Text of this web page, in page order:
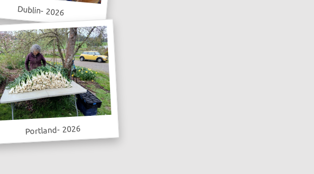
Dublin- 2026
Portland- 2026